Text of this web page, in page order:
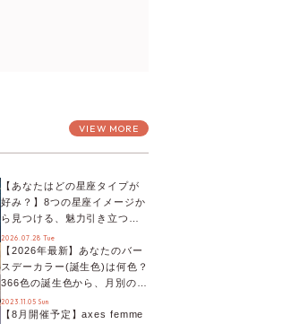
VIEW MORE
【あなたはどの星座タイプが
好み？】8つの星座イメージか
ら見つける、魅力引き立つス
タイリング♡
2026.07.28 Tue
【2026年最新】あなたのバー
スデーカラー(誕生色)は何色？
366色の誕生色から、月別の誕
生色、バースデーカラーコー
デまでご紹介♡
2023.11.05 Sun
【8月開催予定】axes femme